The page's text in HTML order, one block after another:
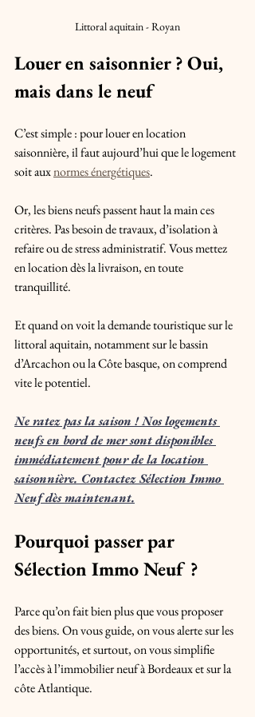
Littoral aquitain - Royan
Louer en saisonnier ? Oui,
mais dans le neuf
C’est simple : pour louer en location
saisonnière, il faut aujourd’hui que le logement
soit aux normes énergétiques.
Or, les biens neufs passent haut la main ces
critères. Pas besoin de travaux, d’isolation à
refaire ou de stress administratif. Vous mettez
en location dès la livraison, en toute
tranquillité.
Et quand on voit la demande touristique sur le
littoral aquitain, notamment sur le bassin
d’Arcachon ou la Côte basque, on comprend
vite le potentiel.
Ne ratez pas la saison ! Nos logements
neufs en bord de mer sont disponibles
immédiatement pour de la location
saisonnière. Contactez Sélection Immo
Neuf dès maintenant.
Pourquoi passer par
Sélection Immo Neuf ?
Parce qu’on fait bien plus que vous proposer
des biens. On vous guide, on vous alerte sur les
opportunités, et surtout, on vous simplifie
l’accès à l’immobilier neuf à Bordeaux et sur la
côte Atlantique.